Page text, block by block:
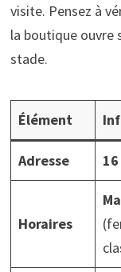
visite. Pensez à
la boutique ouvre
stade.
Élément
Adresse
Horaires